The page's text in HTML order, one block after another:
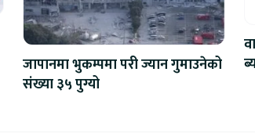
जापानमा भुकम्पमा परी ज्यान गुमाउनेको
संख्या ३५ पुग्यो